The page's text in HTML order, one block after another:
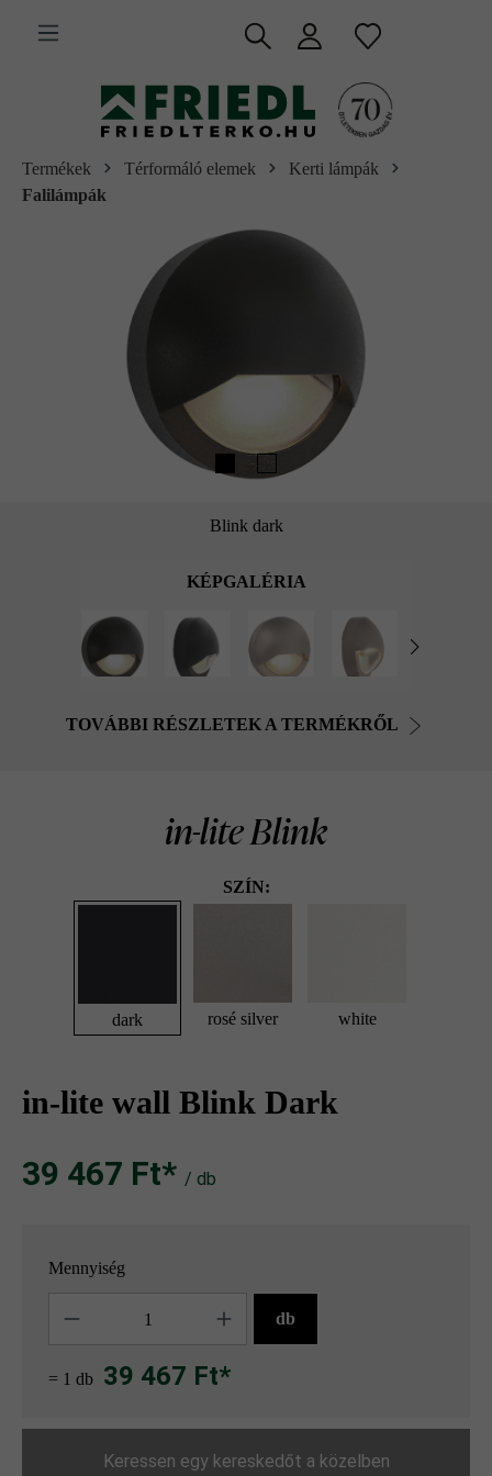
tartalomra
Termékek Térformáló elemek
Kerti lámpák
Falilámpák
Blink dark
KÉPGALÉRIA
TOVÁBBI RÉSZLETEK A TERMÉKRŐL
in-lite Blink
SZÍN:
dark rosé silver white
in-lite wall Blink Dark
39 467 Ft‎‎‎* / db
Mennyiség
db
= 1 db 39 467 Ft*
Keressen egy kereskedőt a közelben